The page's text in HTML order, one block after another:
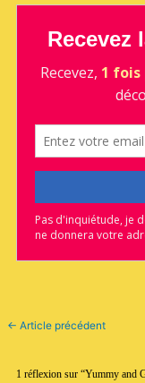
← Article précédent
1 réflexion sur “Yummy and